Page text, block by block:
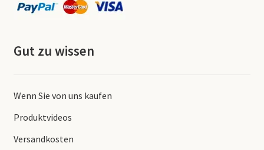
Gut zu wissen
Wenn Sie von uns kaufen
Produktvideos
Versandkosten